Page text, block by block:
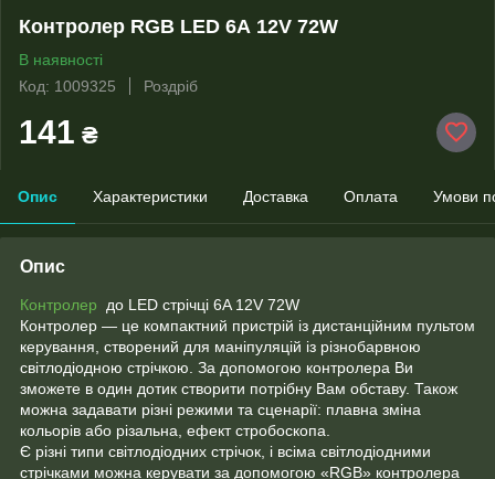
Контролер RGB LED 6А 12V 72W
В наявності
Код: 1009325
Роздріб
141 ₴
Опис Характеристики Доставка Оплата Умови
Опис
Контролер до LED стрічці 6A 12V 72W
Контролер — це компактний пристрій із дистанційним пультом
керування, створений для маніпуляцій із різнобарвною
світлодіодною стрічкою. За допомогою контролера Ви
зможете в один дотик створити потрібну Вам обставу. Також
можна задавати різні режими та сценарії: плавна зміна
кольорів або різальна, ефект стробоскопа.
Є різні типи світлодіодних стрічок, і всіма світлодіодними
стрічками можна керувати за допомогою «RGB» контролера